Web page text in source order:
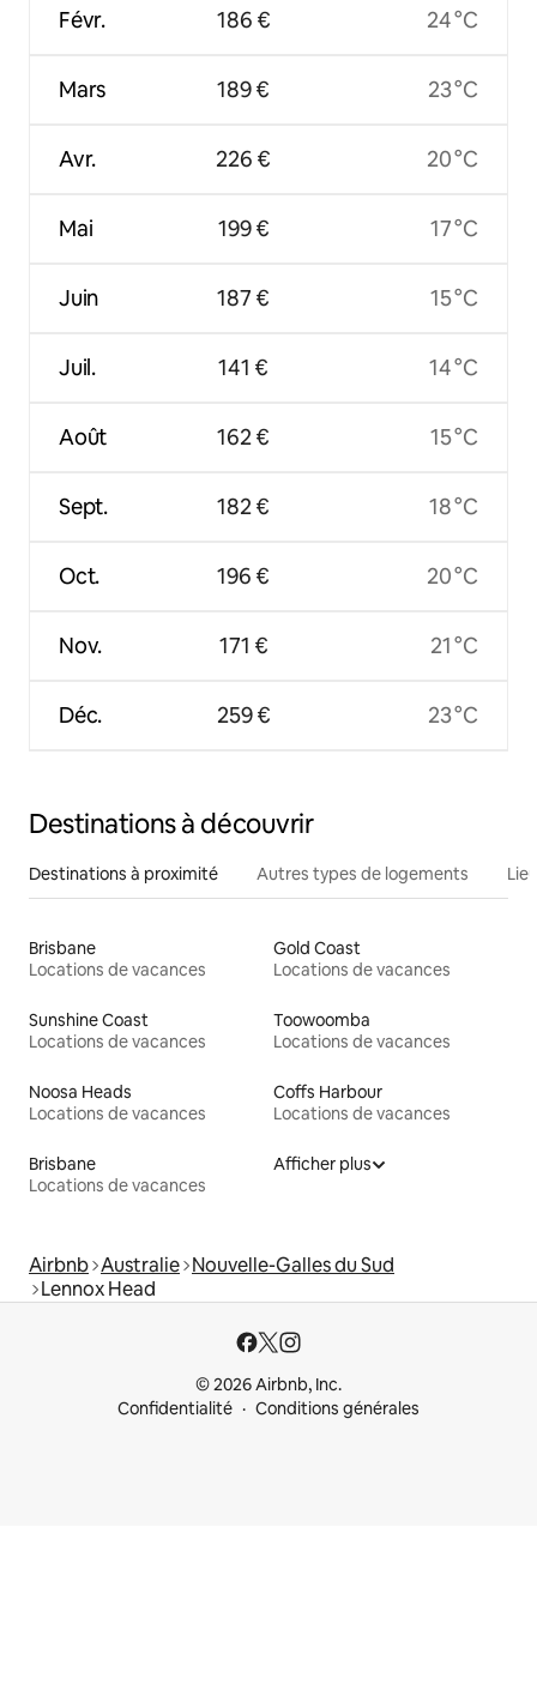
Févr.
Mars
Avr.
Mai
Juin
Juil.
Août
Sept.
Oct.
Nov.
Déc.
186 €
189 €
226 €
199 €
187 €
141 €
162 €
182 €
196 €
171 €
259 €
24 °C
23 °C
20 °C
17 °C
15 °C
14 °C
15 °C
18 °C
20 °C
21 °C
23 °C
Destinations à découvrir
Destinations à proximité Autres types de logements
Brisbane
Locations de vacances
Gold Coast
Locations de vacances
Sunshine Coast
Locations de vacances
Toowoomba
Locations de vacances
Noosa Heads
Locations de vacances
Coffs Harbour
Locations de vacances
Brisbane
Locations de vacances
Afficher plus
Airbnb Australie Nouvelle-Galles du Sud
Lennox Head
© 2026 Airbnb, Inc.
Confidentialité
Conditions générales